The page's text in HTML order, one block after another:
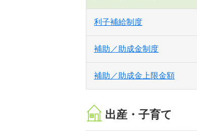
利子補給制度
補助／助成金制度
補助／助成金上限金額
出産・子育て